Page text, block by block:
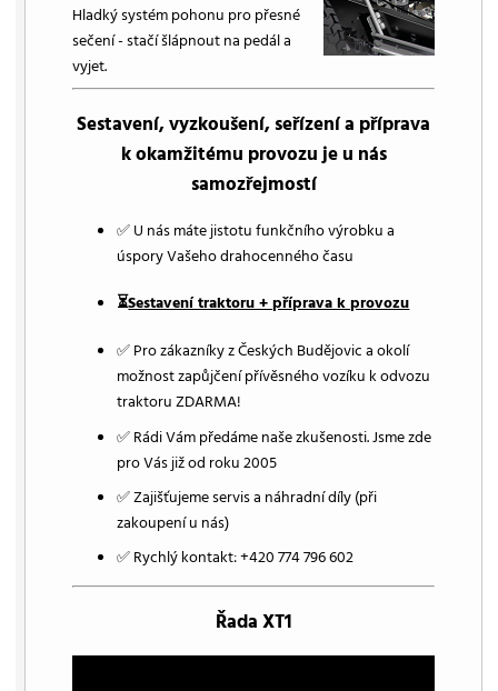
Hladký systém pohonu pro přesné
sečení - stačí šlápnout na pedál a
vyjet.
Sestavení, vyzkoušení, seřízení a příprava
k okamžitému provozu je u nás
samozřejmostí
✅ U nás máte jistotu funkčního výrobku a
úspory Vašeho drahocenného času
⏳Sestavení traktoru + příprava k provozu
✅ Pro zákazníky z Českých Budějovic a okolí
možnost zapůjčení přívěsného vozíku k odvozu
traktoru ZDARMA!
✅ Rádi Vám předáme naše zkušenosti. Jsme zde
pro Vás již od roku 2005
✅ Zajišťujeme servis a náhradní díly (při
zakoupení u nás)
✅ Rychlý kontakt: +420 774 796 602
Řada XT1